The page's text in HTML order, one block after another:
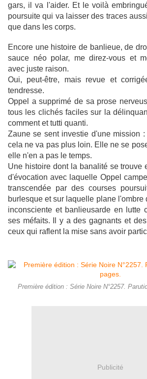
gars, il va l'aider. Et le voilà
poursuite qui va laisser des traces
que dans les corps.
Encore une histoire de banlieue, de
sauce néo polar, me direz-vous et
avec juste raison.
Oui, peut-être, mais revue et
tendresse.
Oppel a supprimé de sa prose
tous les clichés faciles sur la
comment et tutti quanti.
Zaune se sent investie d'une mission :
cela ne va pas plus loin. Elle ne se
elle n'en a pas le temps.
Une histoire dont la banalité se trouve
d'évocation avec laquelle Oppel
transcendée par des courses
burlesque et sur laquelle plane l'ombre
inconsciente et banlieusarde en lutte
ses méfaits. Il y a des gagnants et
ceux qui raflent la mise sans avoir
Première édition : Série Noire N°2257.
Publicité